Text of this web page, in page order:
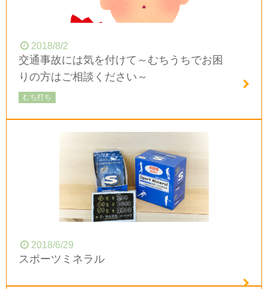
2018/8/2
交通事故には気を付けて～むちうちでお困
りの方はご相談ください～
むち打ち
2018/6/29
スポーツミネラル